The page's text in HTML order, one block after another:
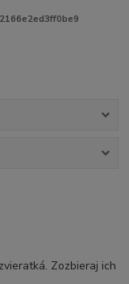
Zozbieraj ich